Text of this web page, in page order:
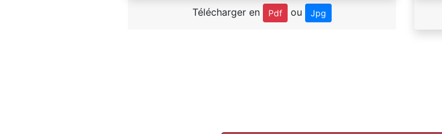
Télécharger en Pdf ou Jpg